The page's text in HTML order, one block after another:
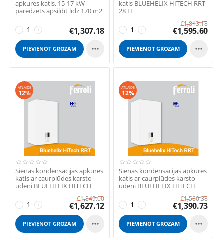
apkures katls, 15-17 kW
paredzēts apsildīt līdz 170 m2
+
− €1,307.18
PIEVIENOT GROZAM 
katls BLUEHELIX HITECH RRT
28 H
+
−
€1,813.18
€1,595.60
PIEVIENOT GROZAM 
ATLAIDE
12%
Sienas kondensācijas apkures
katls ar caurplūdes karsto
ūdeni BLUEHELIX HITECH
+
−
€1,849.00
€1,627.12
PIEVIENOT GROZAM 
ATLAIDE
12%
Sienas kondensācijas apkures
katls ar caurplūdes karsto
ūdeni BLUEHELIX HITECH
+
−
€1,580.38
€1,390.73
PIEVIENOT GROZAM 